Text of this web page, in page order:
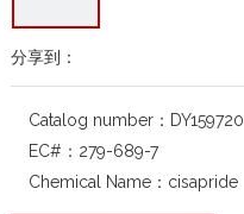
分享到：
Catalog number： DY159720
EC#： 279-689-7
Chemical Name： cisapride